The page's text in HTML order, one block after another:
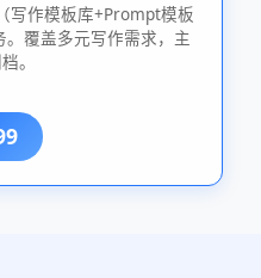
写作模板库+Prompt模板
覆盖多元写作需求，主
。